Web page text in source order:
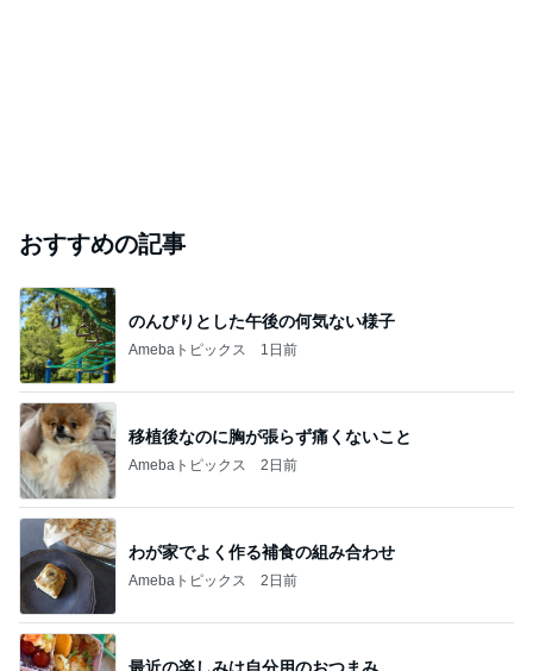
おすすめの記事
のんびりとした午後の何気ない様子
Amebaトピックス 1日前
移植後なのに胸が張らず痛くないこと
Amebaトピックス 2日前
わが家でよく作る補食の組み合わせ
Amebaトピックス 2日前
最近の楽しみは自分用のおつまみ